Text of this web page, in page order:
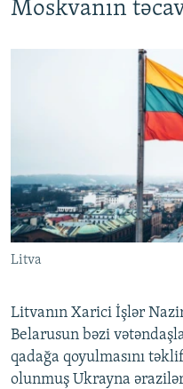
Moskvanın
Litva
Litvanın Xarici İşlər
Belarusun bəzi
qadağa qoyulmasını
olunmuş Ukrayna